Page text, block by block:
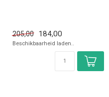
205,00 184,00
Beschikbaarheid laden..